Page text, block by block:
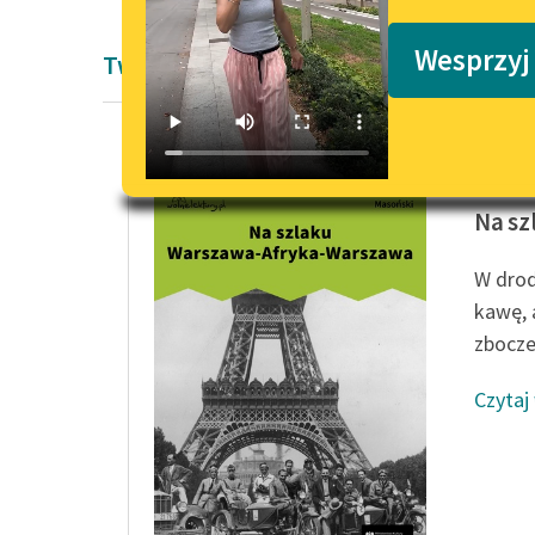
Twórczość Jan Masoński
Na
W
kawę,
Czytaj